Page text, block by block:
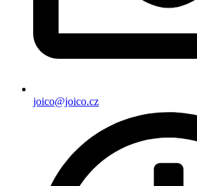
joico@joico.cz